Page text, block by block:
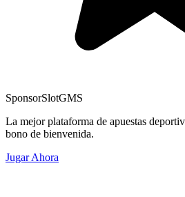
SponsorSlotGMS
La mejor plataforma de apuestas
bono de bienvenida.
Jugar Ahora